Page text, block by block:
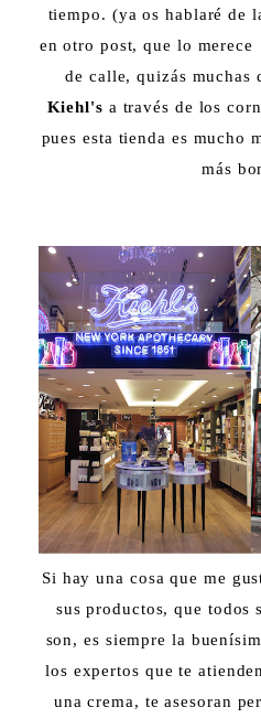
tiempo. (ya os hablaré de
en otro post, que lo
de calle, quizás muchas
Kiehl's a través de los
pues esta tienda es mucho
más
Si hay una cosa que me
sus productos, que todos
son, es siempre la
los expertos que te
una crema, te asesoran